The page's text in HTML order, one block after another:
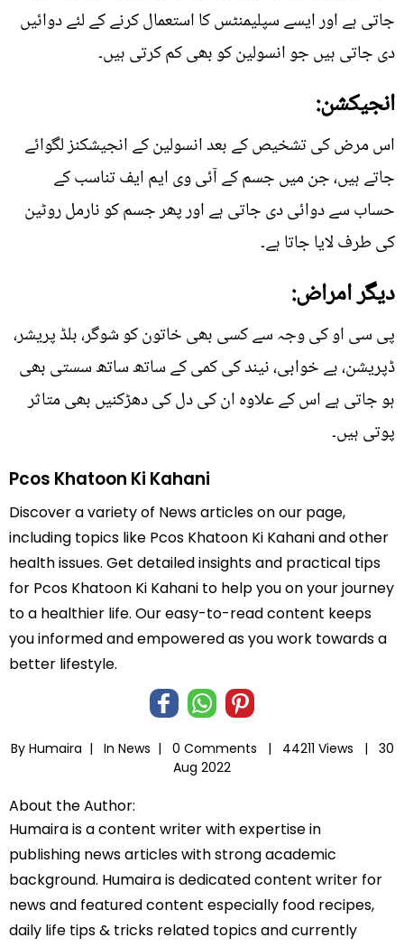
جاتی ہے اور ایسے سپلیمنٹس کا استعمال کرنے کے لئے دوائیں
دی جاتی ہیں جو انسولین کو بھی کم کرتی ہیں۔
انجیکشن:
اس مرض کی تشخیص کے بعد انسولین کے انجیشکنز لگوائے
جاتے ہیں، جن میں جسم کے آئی وی ایم ایف تناسب کے
حساب سے دوائی دی جاتی ہے اور پھر جسم کو نارمل روٹین
کی طرف لایا جاتا ہے۔
دیگر امراض:
پی سی او کی وجہ سے کسی بھی خاتون کو شوگر، بلڈ پریشر،
ڈپریشن، بے خوابی، نیند کی کمی کے ساتھ ساتھ سستی بھی
ہو جاتی ہے اس کے علاوہ ان کی دل کی دھڑکنیں بھی متاثر
پوتی ہیں۔
Pcos Khatoon Ki Kahani
Discover a variety of News articles on our page,
including topics like Pcos Khatoon Ki Kahani and other
health issues. Get detailed insights and practical tips
for Pcos Khatoon Ki Kahani to help you on your journey
to a healthier life. Our easy-to-read content keeps
you informed and empowered as you work towards a
better lifestyle.
By Humaira | In News | 0 Comments | 44211 Views |
30
Aug 2022
About the Author:
Humaira is a content writer with expertise in
publishing news articles with strong academic
background. Humaira is dedicated content writer for
news and featured content especially food recipes,
daily life tips & tricks related topics and currently